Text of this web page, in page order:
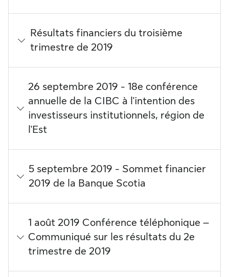
Résultats financiers du troisième
trimestre de 2019
26 septembre 2019 - 18e conférence
annuelle de la CIBC à l'intention des
investisseurs institutionnels, région de
l'Est
5 septembre 2019 - Sommet financier
2019 de la Banque Scotia
1 août 2019 Conférence téléphonique –
Communiqué sur les résultats du 2e
trimestre de 2019